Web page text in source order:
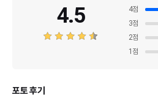
4.5
4점
3점
2점
1 점
포토 후기